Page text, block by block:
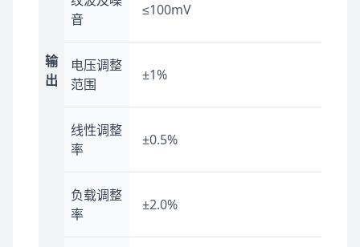
输
出
音
≤100mV
电压调整
范围
±1%
线性调整
率
±0.5%
负载调整
率
±2.0%